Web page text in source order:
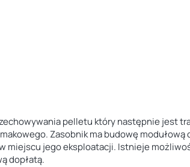
pelletu który następnie jest
Zasobnik ma budowę modułową
miejscu jego eksploatacji. Istnieje
dopłatą.